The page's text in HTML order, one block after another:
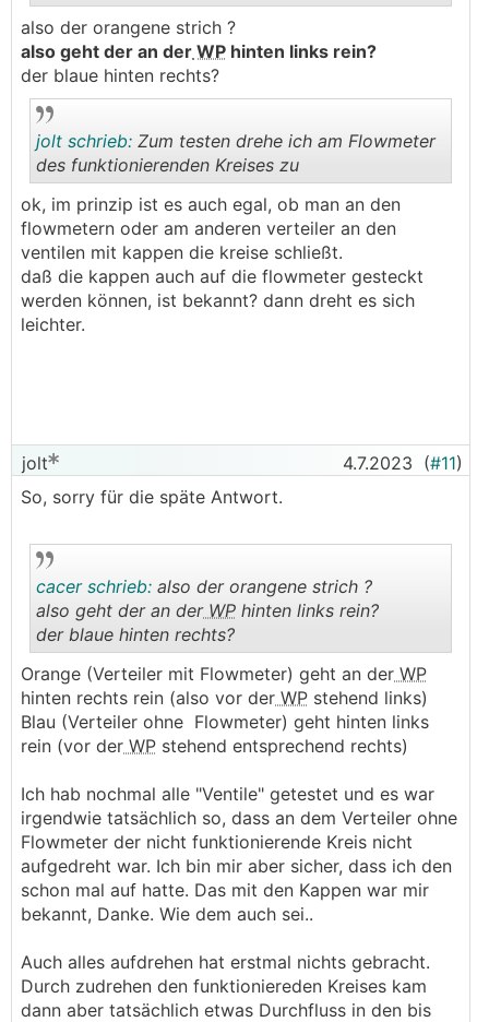
..
also der orangene strich ?
also geht der an der WP hinten links rein?
der blaue hinten rechts?
..
jolt schrieb: Zum testen drehe ich am Flowmeter
des funktionierenden Kreises zu
ok, im prinzip ist es auch egal, ob man an den
flowmetern oder am anderen verteiler an den
ventilen mit kappen die kreise schließt.
daß die kappen auch auf die flowmeter gesteckt
werden können, ist bekannt? dann dreht es sich
leichter.
jolt 4.7.2023 (#11)
So, sorry für die späte Antwort.
..
cacer schrieb: also der orangene strich ?
also geht der an derWP hinten links rein?
der blaue hinten rechts?
Orange (Verteiler mit Flowmeter) geht an der WP
hinten rechts rein (also vor der WP stehend links)
Blau (Verteiler ohne Flowmeter) geht hinten links
rein (vor der WP stehend entsprechend rechts)
Ich hab nochmal alle "Ventile" getestet und es war
irgendwie tatsächlich so, dass an dem Verteiler ohne
Flowmeter der nicht funktionierende Kreis nicht
aufgedreht war. Ich bin mir aber sicher, dass ich den
schon mal auf hatte. Das mit den Kappen war mir
bekannt, Danke. Wie dem auch sei..
Auch alles aufdrehen hat erstmal nichts gebracht.
Durch zudrehen den funktioniereden Kreises kam
dann aber tatsächlich etwas Durchfluss in den bis